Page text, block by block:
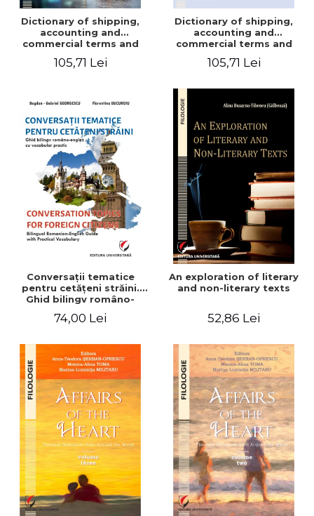
Dictionary of shipping,
accounting and
commercial terms and
English-German
105,71 Lei
Dictionary of shipping,
accounting and
commercial terms and
Russian – German
105,71 Lei
Conversaţii tematice
pentru cetăţeni străini.
Ghid bilingv româno-
practic/Conversation
Bilingual Romanian-English
guide with practical
vocabulary
74,00 Lei
An exploration of literary
and non-literary texts
52,86 Lei